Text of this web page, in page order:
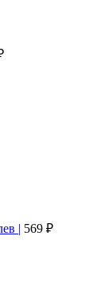
| 569 ₽